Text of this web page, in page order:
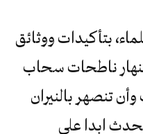
بتأكيدات ووثائق
ناطحات سحاب
تنصهر بالنيران
ابدا على